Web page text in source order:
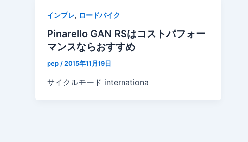
インプレ, ロードバイク
Pinarello GAN RSはコストパフォー
マンスならおすすめ
pep / 2015年11月19日
サイクルモード internationa